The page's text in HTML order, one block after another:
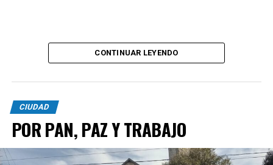
CONTINUAR LEYENDO
CIUDAD
POR PAN, PAZ Y TRABAJO